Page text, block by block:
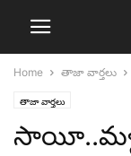
Home తాజా వార్తలు
తాజా వార్తలు